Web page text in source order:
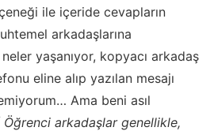
ile içeride cevapların
arkadaşlarına
yaşanıyor, kopyacı arkadaş
eline alıp yazılan mesajı
Ama beni asıl
Öğrenci arkadaşlar genellikle,